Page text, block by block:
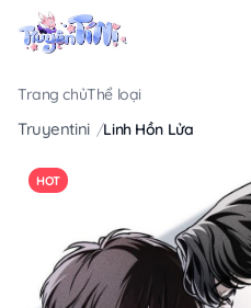
Trang chủThể loại
Truyentini Linh Hồn Lửa
HOT